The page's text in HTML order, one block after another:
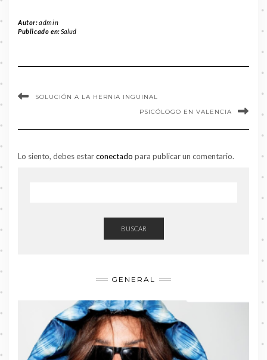
Autor:admin
Publicado en:Salud
SOLUCIÓN A LA HERNIA INGUINAL
PSICÓLOGO EN VALENCIA
Lo siento, debes estarconectado para publicar un comentario.
BUSCAR
GENERAL